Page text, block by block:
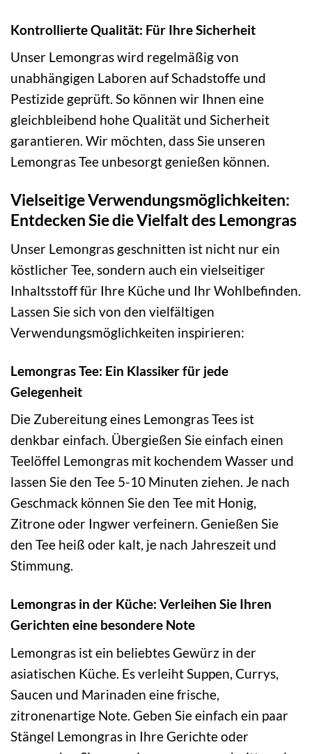
Kontrollierte Qualität: Für Ihre Sicherheit
Unser Lemongras wird regelmäßig von
unabhängigen Laboren auf Schadstoffe und
Pestizide geprüft. So können wir Ihnen eine
gleichbleibend hohe Qualität und Sicherheit
garantieren. Wir möchten, dass Sie unseren
Lemongras Tee unbesorgt genießen können.
Vielseitige Verwendungsmöglichkeiten:
Entdecken Sie die Vielfalt des Lemongras
Unser Lemongras geschnitten ist nicht nur ein
köstlicher Tee, sondern auch ein vielseitiger
Inhaltsstoff für Ihre Küche und Ihr Wohlbefinden.
Lassen Sie sich von den vielfältigen
Verwendungsmöglichkeiten inspirieren:
Lemongras Tee: Ein Klassiker für jede
Gelegenheit
Die Zubereitung eines Lemongras Tees ist
denkbar einfach. Übergießen Sie einfach einen
Teelöffel Lemongras mit kochendem Wasser und
lassen Sie den Tee 5-10 Minuten ziehen. Je nach
Geschmack können Sie den Tee mit Honig,
Zitrone oder Ingwer verfeinern. Genießen Sie
den Tee heiß oder kalt, je nach Jahreszeit und
Stimmung.
Lemongras in der Küche: Verleihen Sie Ihren
Gerichten eine besondere Note
Lemongras ist ein beliebtes Gewürz in der
asiatischen Küche. Es verleiht Suppen, Currys,
Saucen und Marinaden eine frische,
zitronenartige Note. Geben Sie einfach ein paar
Stängel Lemongras in Ihre Gerichte oder